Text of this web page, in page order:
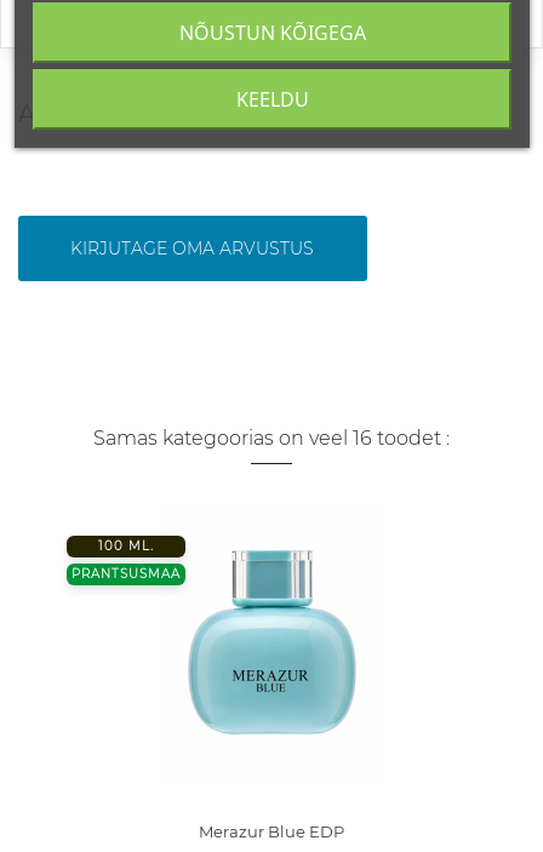
KIRJUTAGE OMA ARVUSTUS
Samas kategoorias on veel 16 toodet :
100 ML.
PRANTSUSMAA
Merazur Blue EDP
KEELDU
NÕUSTUN KÕIGEGA